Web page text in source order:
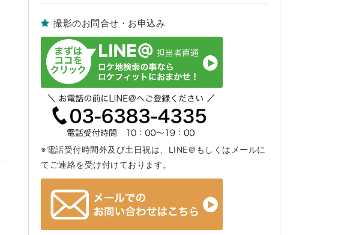
撮影のお問合せ・お申込み
※電話受付時間外及び土日祝は、LINE＠もしくはメールに
てご連絡を受け付けております。